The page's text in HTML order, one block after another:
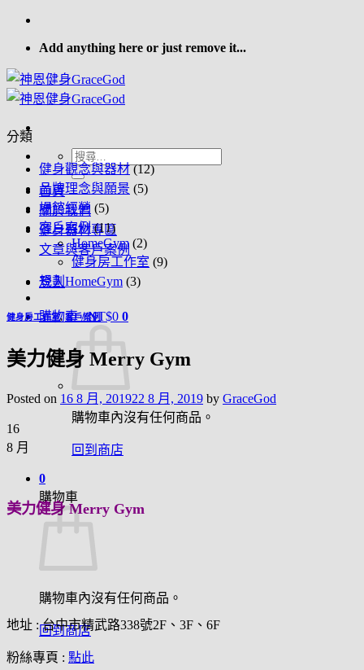
Skip
contentAdd anything here or just remove it...
搜
尋
關
鍵
字:
首頁
關於我們
健身器材專區
文章與客戶案例
登入
購物車 /NT$0 0
購物車內沒有任何商品。
回到商店
0
購物車
購物車內沒有任何商品。
回到商店
分類
健身觀念與器材(12)
品牌理念與願景 (5)
場館經營 (5)
客戶案例(11)
HomeGym (2)
健身房工作室 (9)
規劃HomeGym (3)
健身房工作室,客戶案例
美力健身 Merry Gym
Posted on 16 8 月, 201922 8 月, 2019 by GraceGod
16
8 月
美力健身 Merry Gym
地址 : 台中市精武路338號2F、3F、6F
粉絲專頁 : 點此